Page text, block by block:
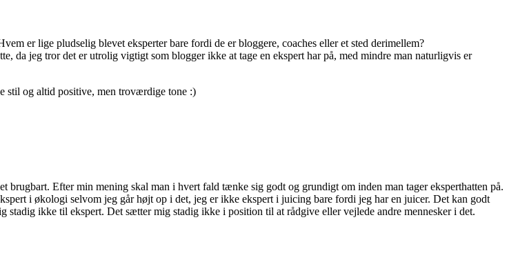
er lige pludselig blevet eksperter bare fordi de er bloggere, coaches eller et sted derimellem?
da jeg tror det er utrolig vigtigt som blogger ikke at tage en ekspert har på, med mindre man naturligvis er
stil og altid positive, men troværdige tone :)
Efter min mening skal man i hvert fald tænke sig godt og grundigt om inden man tager eksperthatten på.
i økologi selvom jeg går højt op i det, jeg er ikke ekspert i juicing bare fordi jeg har en juicer. Det kan godt
stadig ikke til ekspert. Det sætter mig stadig ikke i position til at rådgive eller vejlede andre mennesker i det.